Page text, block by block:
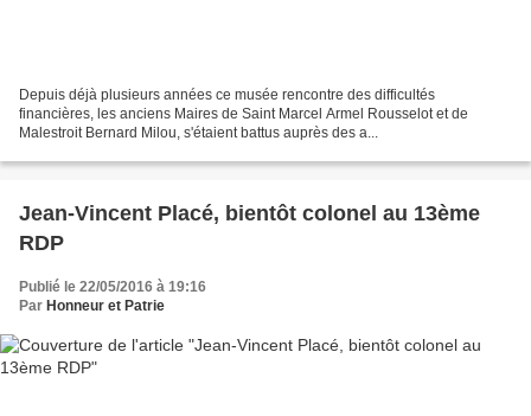
Depuis déjà plusieurs années ce musée rencontre des difficultés
financières, les anciens Maires de Saint Marcel Armel Rousselot et de
Malestroit Bernard Milou, s'étaient battus auprès des a...
Jean-Vincent Placé, bientôt colonel au 13ème
RDP
Publié le 22/05/2016 à 19:16
Par Honneur et Patrie